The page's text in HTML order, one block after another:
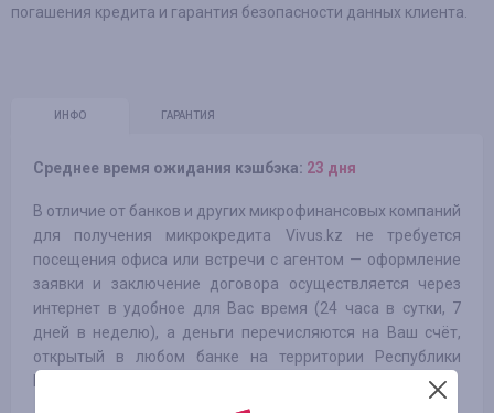
погашения кредита и гарантия безопасности данных клиента.
ИНФО ГАРАНТИЯ
Среднее время ожидания кэшбэка: 23 дня
В отличие от банков и других микрофинансовых компаний
для получения микрокредита Vivus.kz не требуется
посещения офиса или встречи с агентом — оформление
заявки и заключение договора осуществляется через
интернет в удобное для Вас время (24 часа в сутки, 7
дней в неделю), а деньги перечисляются на Ваш счёт,
открытый в любом банке на территории Республики